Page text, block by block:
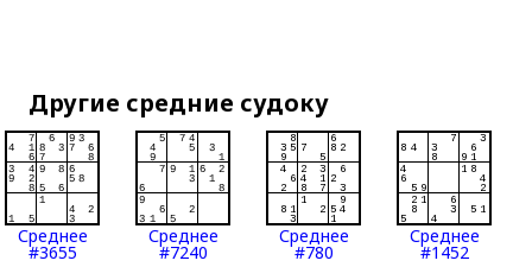
Другие средние судоку
Среднее
#3655
Среднее
#7240
Среднее
#780
Среднее
#1452